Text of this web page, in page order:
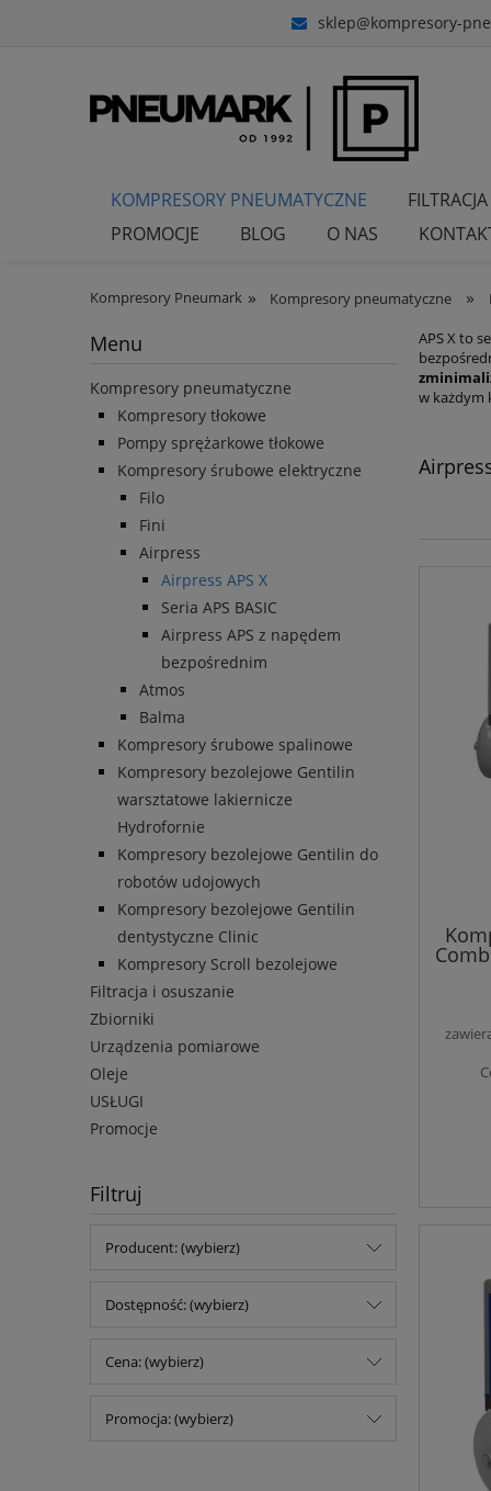
sklep@kompresory-
KOMPRESORY PNEUMATYCZNE
PROMOCJE
BLOG O NAS
Kompresory Pneumark » Kompresory pneumatyczne »
Menu
Kompresory pneumatyczne
Kompresory tłokowe
Pompy sprężarkowe tłokowe
Kompresory śrubowe elektryczne
Filo
Fini
Airpress
Airpress APS X
Seria APS BASIC
Airpress APS z napędem
bezpośrednim
Atmos
Balma
Kompresory śrubowe spalinowe
Kompresory bezolejowe Gentilin
warsztatowe lakiernicze
Hydrofornie
Kompresory bezolejowe Gentilin do
robotów udojowych
Kompresory bezolejowe Gentilin
dentystyczne Clinic
Kompresory Scroll bezolejowe
Filtracja i osuszanie
Zbiorniki
Urządzenia pomiarowe
Oleje
USŁUGI
Promocje
Filtruj
Producent: (wybierz)
Dostępność: (wybierz)
Cena: (wybierz)
Promocja: (wybierz)
APS X to
w każdym